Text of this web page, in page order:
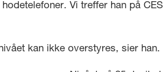
Vi treffer han på
kan ikke overstyres, sier han.